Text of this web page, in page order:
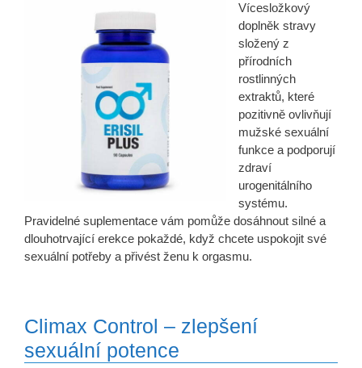
Vícesložkový
doplněk stravy
složený z
přírodních
rostlinných
extraktů, které
pozitivně ovlivňují
mužské sexuální
funkce a podporují
zdraví
urogenitálního
systému.
Pravidelné suplementace vám pomůže dosáhnout silné a
dlouhotrvající erekce pokaždé, když chcete uspokojit své
sexuální potřeby a přivést ženu k orgasmu.
Climax Control – zlepšení
sexuální potence